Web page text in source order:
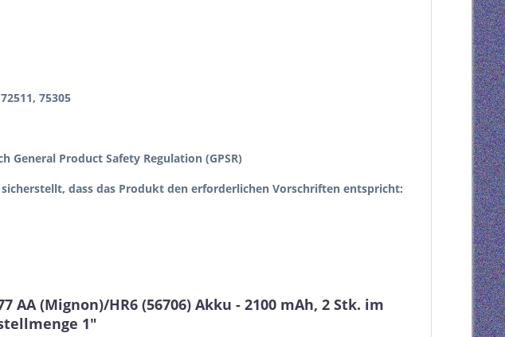
75305
Product Safety Regulation (GPSR)
dass das Produkt den erforderlichen Vorschriften entspricht:
(Mignon)/HR6 (56706) Akku - 2100 mAh, 2 Stk. im
1"